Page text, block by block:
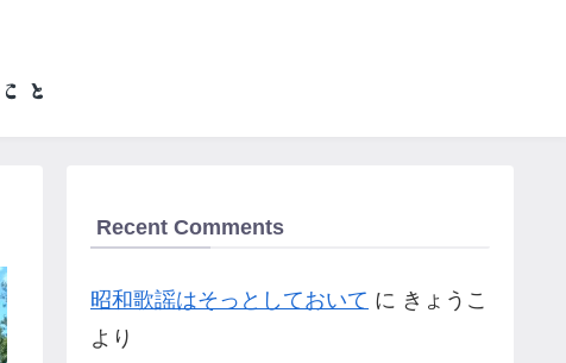
Recent Comments
昭和歌謡はそっとしておいて に きょうこ
より